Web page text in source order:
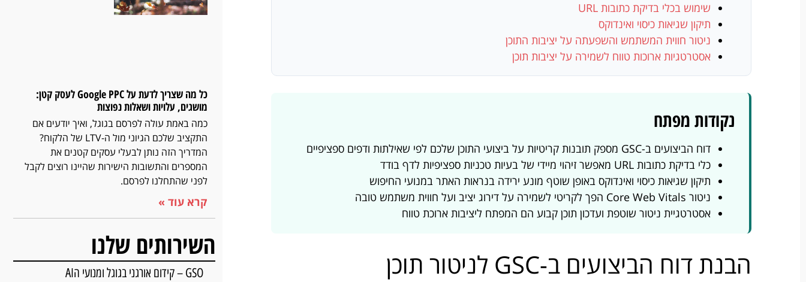
שימוש בכלי בדיקת כתובות URL
תיקון שגיאות כיסוי ואינדוקס
ניטור חווית המשתמש והשפעתה על יציבות התוכן
אסטרטגיות ארוכות טווח לשמירה על יציבות תוכן
נקודות מפתח
דוח הביצועים ב-GSC מספק תובנות קריטיות על ביצועי התוכן שלכם לפי שאילתות ודפים ספציפיים
כלי בדיקת כתובות URL מאפשר זיהוי מיידי של בעיות טכניות ספציפיות לדף בודד
תיקון שגיאות כיסוי ואינדוקס באופן שוטף מונע ירידה בנראות האתר במנועי החיפוש
ניטור Core Web Vitals הפך לקריטי לשמירה על דירוג יציב ועל חווית משתמש טובה
אסטרטגיית ניטור שוטפת ועדכון תוכן קבוע הם המפתח ליציבות ארוכת טווח
הבנת דוח הביצועים ב-GSC לניטור תוכן
כל מה שצריך לדעת על Google PPC לעסק קטן:
מושגים, עלויות ושאלות נפוצות
כמה באמת עולה לפרסם בגוגל, ואיך יודעים אם
התקציב שלכם הגיוני מול ה-LTV של הלקוח?
המדריך הזה נותן לבעלי עסקים קטנים את
המספרים והתשובות הישירות שהיינו רוצים לקבל
לפני שהתחלנו לפרסם.
קרא עוד »
השירותים שלנו
GSO – קידום אורגני בגוגל ומנועי הAI